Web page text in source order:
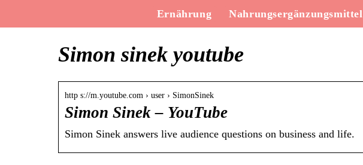
Ernährung Nahrungsergänzungsmittel
Simon sinek youtube
http s://m.youtube.com › user › SimonSinek
Simon Sinek – YouTube
Simon Sinek answers live audience questions on business and life.